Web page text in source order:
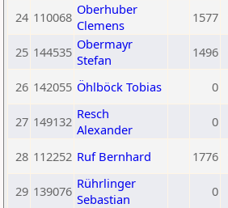
24 110068 Oberhuber
Clemens
1577
25 144535 Obermayr
Stefan
1496
26 142055 Öhlböck Tobias 0
27 149132 Resch
Alexander
0
28 112252 Ruf Bernhard 1776
29 139076 Rührlinger
Sebastian
0